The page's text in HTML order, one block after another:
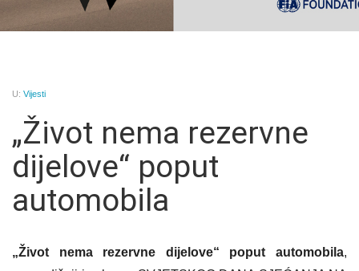
U: Vijesti
„Život nema rezervne
dijelove“ poput
automobila
„Život nema rezervne dijelove“ poput automobila,